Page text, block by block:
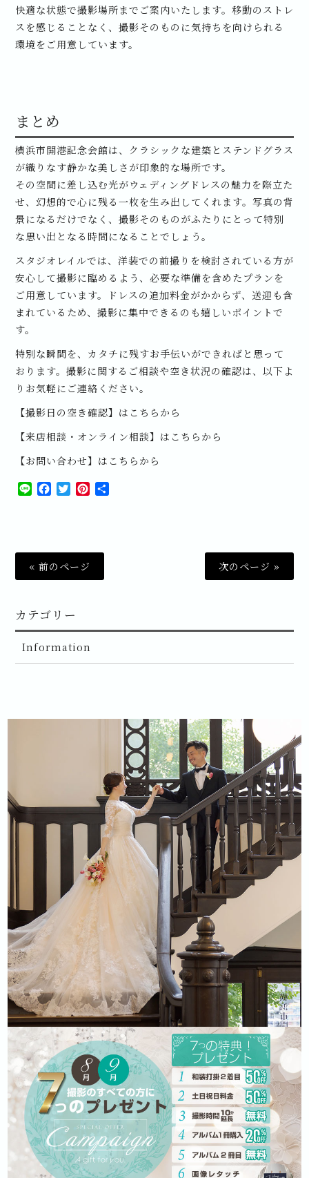
快適な状態で撮影場所までご案内いたします。移動のストレ
スを感じることなく、撮影そのものに気持ちを向けられる
環境をご用意しています。
まとめ
横浜市開港記念会館は、クラシックな建築とステンドグラス
が織りなす静かな美しさが印象的な場所です。
その空間に差し込む光がウェディングドレスの魅力を際立た
せ、幻想的で心に残る一枚を生み出してくれます。写真の背
景になるだけでなく、撮影そのものがふたりにとって特別
な思い出となる時間になることでしょう。
スタジオレイルでは、洋装での前撮りを検討されている方が
安心して撮影に臨めるよう、必要な準備を含めたプランを
ご用意しています。ドレスの追加料金がかからず、送迎も含
まれているため、撮影に集中できるのも嬉しいポイントで
す。
特別な瞬間を、カタチに残すお手伝いができればと思って
おります。撮影に関するご相談や空き状況の確認は、以下よ
りお気軽にご連絡ください。
【撮影日の空き確認】はこちらから
【来店相談・オンライン相談】はこちらから
【お問い合わせ】はこちらから
LineFacebook
TwitterPinterest
共
« 前のページ 次のページ »
カテゴリー
Information